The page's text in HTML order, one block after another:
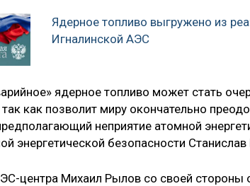
Ядерное топливо выгружено из
Игналинской АЭС
ядерное топливо может стать
так как позволит миру окончательно
неприятие атомной
энергетической безопасности
центра Михаил Рылов со своей стороны